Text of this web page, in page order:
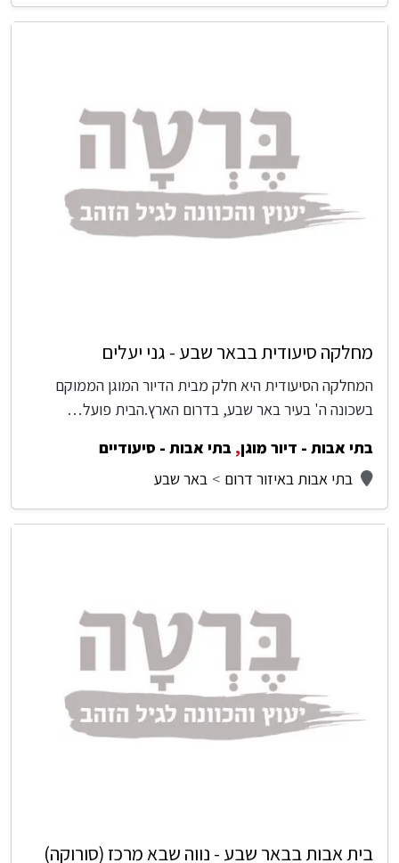
מחלקה סיעודית בבאר שבע - גני יעלים
המחלקה הסיעודית היא חלק מבית הדיור המוגן הממוקם
בשכונה ה' בעיר באר שבע, בדרום הארץ.הבית פועל…
בתי אבות - דיור מוגן, בתי אבות - סיעודיים
בתי אבות באיזור דרום
באר שבע
בית אבות בבאר שבע - נווה שבא מרכז (סורוקה)